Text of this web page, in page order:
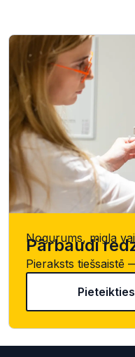
Nogurums, migla
Pārbaudi
Pieraksts tiešsaistē